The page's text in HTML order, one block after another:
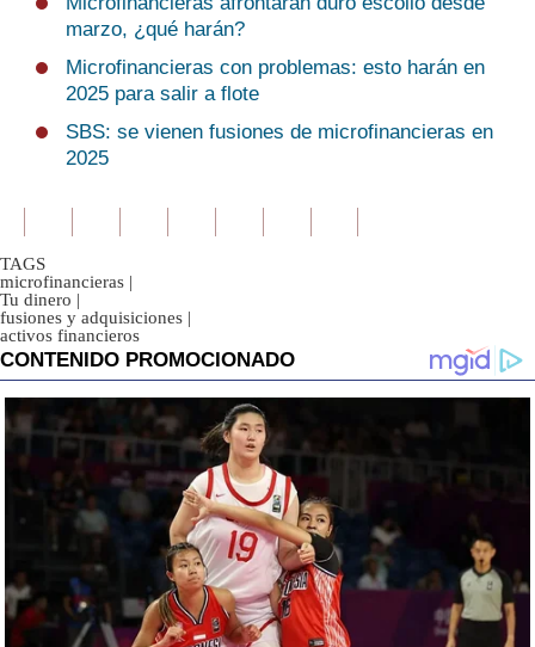
marzo, ¿qué harán?
Microfinancieras con problemas: esto harán en
2025 para salir a flote
SBS: se vienen fusiones de microfinancieras en
2025
TAGS
microfinancieras |
Tu dinero |
fusiones y adquisiciones |
activos financieros